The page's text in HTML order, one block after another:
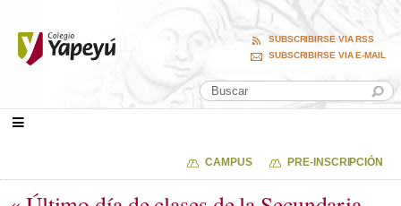
SUBSCRIBIRSE VIA RSS
SUBSCRIBIRSE VIA E-MAIL
CAMPUS PRE-INSCRIPCIÓN